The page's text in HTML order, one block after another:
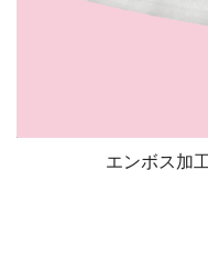
エンボス加